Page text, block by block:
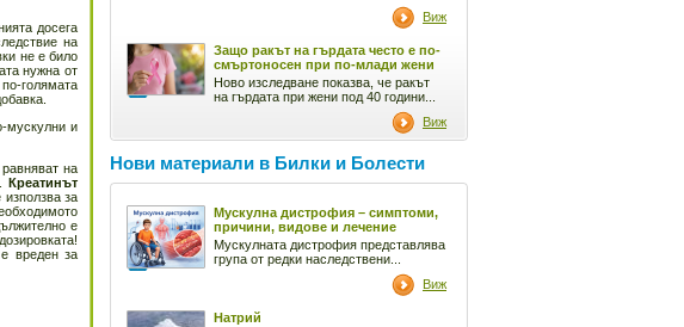
досега
на
не е било
нужна от
голямата
мускулни и
на
Креатинът
за
е
е вреден за
Виж
Защо ракът на гърдата често е по-
смъртоносен при по-млади жени
Ново изследване показва, че ракът
на гърдата при жени под 40 години...
Виж
Нови материали в Билки и Болести
Мускулна дистрофия – симптоми,
причини, видове и лечение
Мускулната дистрофия представлява
група от редки наследствени...
Виж
Натрий